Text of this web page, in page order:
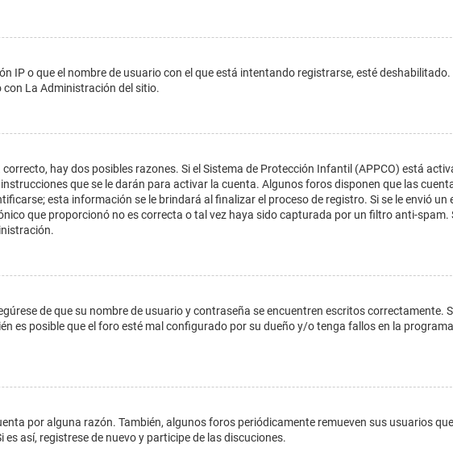
IP o que el nombre de usuario con el que está intentando registrarse, esté
La Administración del sitio.
hay dos posibles razones. Si el Sistema de Protección Infantil (APPCO) está
que se le darán para activar la cuenta. Algunos foros disponen que las
esta información se le brindará al finalizar el proceso de registro. Si se le envió un
que proporcionó no es correcta o tal vez haya sido capturada por un filtro anti-spam.
de que su nombre de usuario y contraseña se encuentren escritos correctamente.
es posible que el foro esté mal configurado por su dueño y/o tenga fallos en la
por alguna razón. También, algunos foros periódicamente remueven sus usuarios
así, registrese de nuevo y participe de las discuciones.